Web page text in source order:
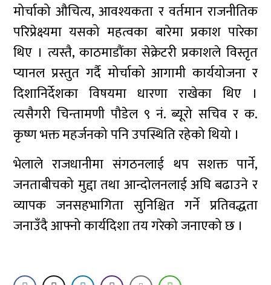
मोर्चाको औचित्य, आवश्यकता र वर्तमान राजनीतिक
परिप्रेक्ष्यमा यसको महत्वका बारेमा प्रकाश पारेका
थिए । त्यस्तै, काठमाडौंका सेक्रेटरी प्रकाशले विस्तृत
प्यानल प्रस्तुत गर्दै मोर्चाको आगामी कार्ययोजना र
दिशानिर्देशका विषयमा धारणा राखेका थिए ।
त्यसैगरी चिन्तामणी पौडेल ९ नं. ब्यूरो सचिव र क.
कृष्ण भक्त महर्जनको पनि उपस्थिति रहेको थियो ।
भेलाले राजधानीमा संगठनलाई थप सशक्त पार्ने,
जनताबीचको मुद्दा तथा आन्दोलनलाई अघि बढाउने र
व्यापक जनसहभागिता सुनिश्चित गर्ने प्रतिवद्धता
जनाउँदै आफ्नो कार्यदिशा तय गरेको जनाएको छ ।